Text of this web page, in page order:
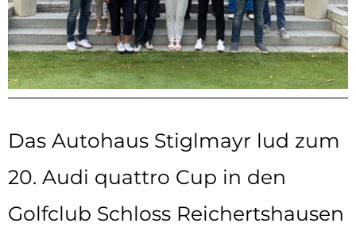
Das Autohaus Stiglmayr lud zum
20. Audi quattro Cup in den
Golfclub Schloss Reichertshausen